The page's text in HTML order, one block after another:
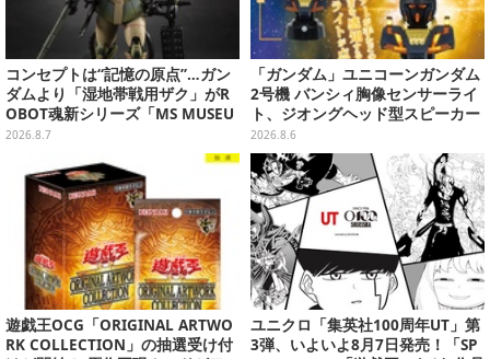
コンセプトは“記憶の原点”…ガン
ダムより「湿地帯戦用ザク」がR
OBOT魂新シリーズ「MS MUSEU
M」で商品化！博物館イメージの
2026.8.7
「ガンダム」ユニコーンガンダム
2号機 バンシィ胸像センサーライ
ト、ジオングヘッド型スピーカー
が順次プライズ展開！
2026.8.6
遊戯王OCG「ORIGINAL ARTWO
RK COLLECTION」の抽選受け付
ユニクロ「集英社100周年UT」第
3弾、いよいよ8月7日発売！「SP